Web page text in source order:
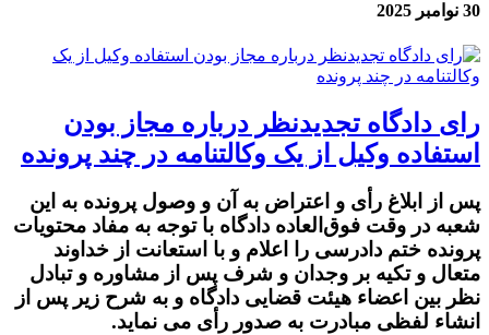
30 نوامبر 2025
رای دادگاه تجدیدنظر درباره مجاز بودن
استفاده وکیل از یک وکالتنامه در چند پرونده
پس از ابلاغ رأی و اعتراض به آن و وصول پرونده به این
شعبه در وقت فوق‌العاده دادگاه با توجه به مفاد محتویات
پرونده ختم دادرسی را اعلام و با استعانت از خداوند
متعال و تکیه بر وجدان و شرف پس از مشاوره و تبادل
نظر بین اعضاء هیئت قضایی دادگاه و به شرح زیر پس از
انشاء لفظی مبادرت به صدور رأی می نماید.